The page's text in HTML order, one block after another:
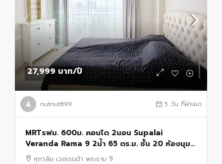
27,999 บาท/ปี
nutnut899 5 วัน ที่ผ่านมา
MRTรฟม. 600ม. คอนโด 2นอน Supalai
Veranda Rama 9 2น้ำ 65 ตร.ม. ชั้น 20 ห้องมุม
.วิวเมืองสวย พร้อมเฟอร์ฯ
ศุภาลัย เวอเรนด้า พระราม 9